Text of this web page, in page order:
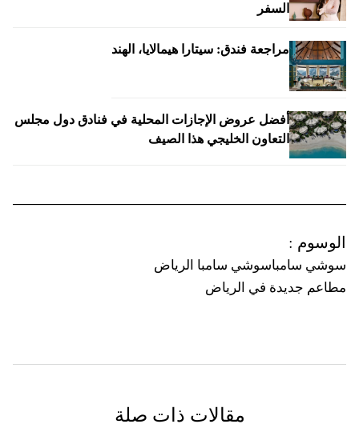
السفر
مراجعة فندق: سيتارا هيمالايا، الهند
أفضل عروض الإجازات المحلية في فنادق دول مجلس
التعاون الخليجي هذا الصيف
الوسوم :
سوشي سامباسوشي سامبا الرياض
مطاعم جديدة في الرياض
مقالات ذات صلة